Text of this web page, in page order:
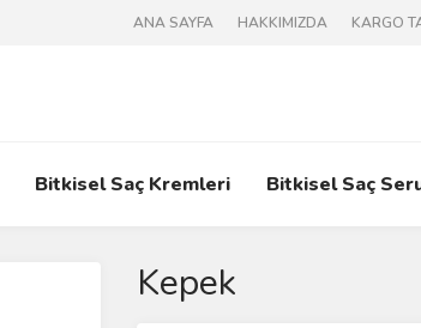
ANA SAYFA HAKKIMIZDA KARGO
Bitkisel Saç Kremleri Bitkisel Saç
Kepek